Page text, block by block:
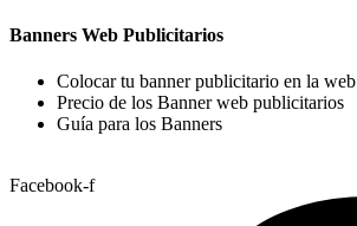
Banners Web Publicitarios
Colocar tu banner publicitario en la web
Precio de los Banner web publicitarios
Guía para los Banners
Facebook-f